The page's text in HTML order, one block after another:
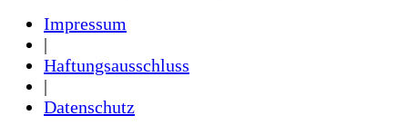
Impressum
|
Haftungsausschluss
|
Datenschutz